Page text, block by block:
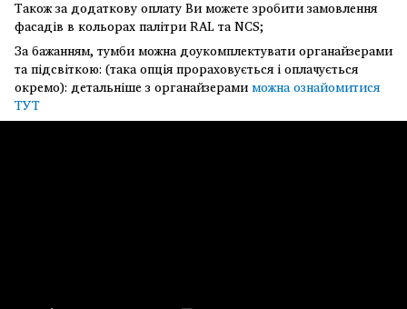
Також за додаткову оплату Ви можете зробити замовлення
фасадів в кольорах палітри RAL та NCS;
За бажанням, тумби можна доукомплектувати органайзерами
та підсвіткою: (така опція прораховується і оплачується
окремо): детальніше з органайзерамиможна ознайомитися
ТУТ